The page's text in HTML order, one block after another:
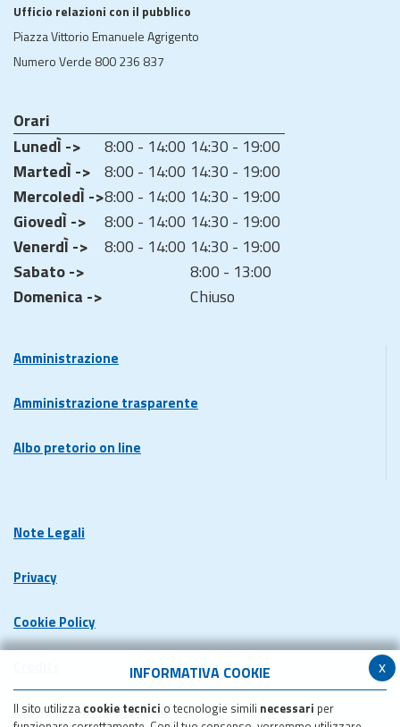
x
INFORMATIVA COOKIE
Il sito utilizza cookie tecnici o tecnologie simili necessari per
Ufficio relazioni con il pubblico
Piazza Vittorio Emanuele Agrigento
Numero Verde 800 236 837
Orari
LunedÌ ->
8:00 - 14:00 14:30 - 19:00
MartedÌ -> 8:00 - 14:00 14:30 - 19:00
MercoledÌ ->8:00 - 14:00 14:30 - 19:00
GiovedÌ ->
8:00 - 14:00 14:30 - 19:00
VenerdÌ ->
8:00 - 14:00 14:30 - 19:00
Sabato ->
8:00 - 13:00
Domenica ->
Chiuso
Amministrazione
Amministrazione trasparente
Albo pretorio on line
Note Legali
Privacy
Cookie Policy
Dichiarazione di accessibilita'